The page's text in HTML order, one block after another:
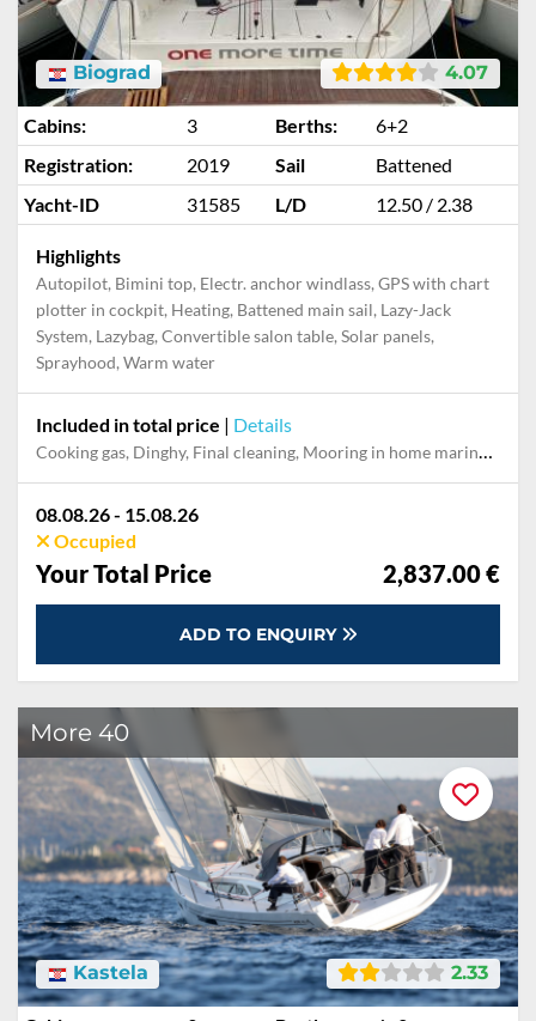
4.07
Biograd
Cabins: 3 Berths:
6+2
Registration:
2019 Sail
Battened
Yacht-ID
31585 L/D 12.50 / 2.38
Highlights
Autopilot, Bimini top, Electr. anchor windlass, GPS with chart
plotter in cockpit, Heating, Battened main sail, Lazy-Jack
System, Lazybag, Convertible salon table, Solar panels,
Sprayhood, Warm water
Included in total price | Details
Cooking gas, Dinghy, Final cleaning, Mooring in home marina during the whole charter, Permit / Transitlog, Pillow, blanket, sheets, duvet cover, Starter kit "Basic", WiFi internet on board
08.08.26 - 15.08.26
Occupied
Your Total Price 2,837.00 €
ADD TO ENQUIRY
More 40
2.33
Kastela